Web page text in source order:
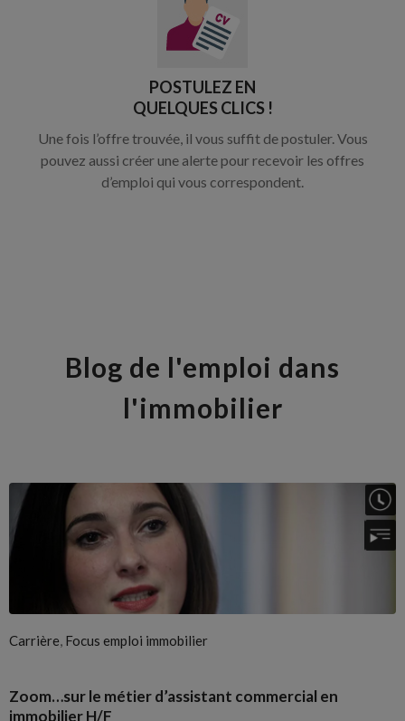
POSTULEZ EN
QUELQUES CLICS !
Une fois l’offre trouvée, il vous suffit de postuler. Vous
pouvez aussi créer une alerte pour recevoir les offres
d’emploi qui vous correspondent.
Blog de l'emploi dans
l'immobilier
Carrière Focus emploi immobilier
Zoom…sur le métier d’assistant commercial en
immobilier H/F